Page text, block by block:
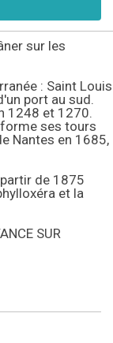
sur les
: Saint Louis
port au sud.
1248 et 1270.
ses tours
Nantes en 1685,
de 1875
et la
SUR